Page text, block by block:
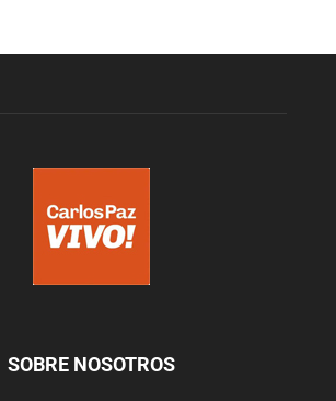
SOBRE NOSOTROS